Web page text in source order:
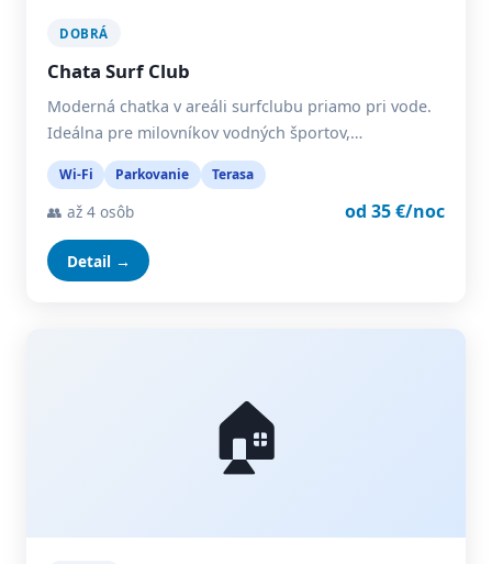
DOBRÁ
Chata Surf Club
Moderná chatka v areáli surfclubu priamo pri vode.
Ideálna pre milovníkov vodných športov,…
Wi-Fi Parkovanie Terasa
👥 až 4 osôb od 35 €/noc
Detail →
🏠